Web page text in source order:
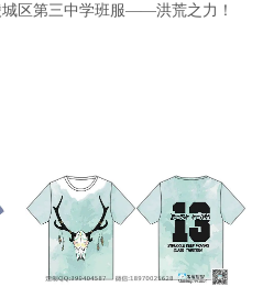
区第三中学班服——洪荒之力！